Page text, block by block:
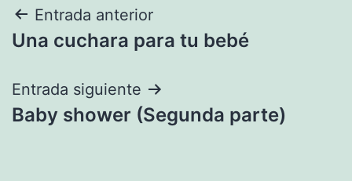
Navegación
de
entradas
Entrada anterior
Una cuchara para tu bebé
Entrada siguiente
Baby shower (Segunda parte)